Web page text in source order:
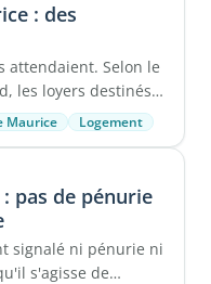
: des
attendaient. Selon le
les loyers destinés
Maurice Logement
pas de pénurie
signalé ni pénurie ni
s'agisse de